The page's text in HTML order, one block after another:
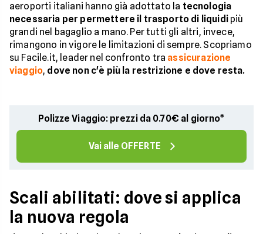
aeroporti italiani hanno già adottato la tecnologia
necessaria per permettere il trasporto di liquidipiù
grandi nel bagaglio a mano. Per tutti gli altri, invece,
rimangono in vigore le limitazioni di sempre. Scopriamo
su Facile.it, leader nel confronto tra assicurazione
viaggio, dove non c'è più la restrizione e dove resta.
Polizze Viaggio: prezzi da 0.70€ al giorno*
Vai alle OFFERTE
Scali abilitati: dove si applica
la nuova regola